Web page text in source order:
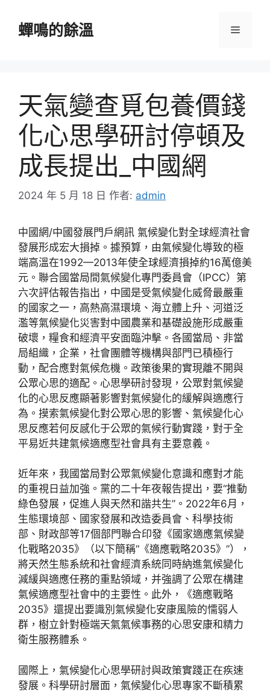
蟬鳴的餘溫 選
天氣變查覓包養價錢
化心思學研討停頓及
成長提出_中國網
2024 年 5 月 18 日 作者: admin
中國網/中國發展門戶網訊 氣候變化對全球經濟社會
發展形成宏大損掉。據預算，由氣候變化導致的極
端高溫在1992—2013年使全球經濟損掉約16萬億美
元。聯合國當局間氣候變化專門委員會（IPCC）第
六次評估報告指出，中國是受氣候變化威脅最嚴重
的國家之一，高熱高濕環境、海立體上升、河道泛
濫等氣候變化災害對中國農業和基礎設施形成嚴重
破壞，糧食和經濟平安面臨沖擊。各國當局、非當
局組織，企業，社會團體等機構與部門已積極行
動，配合應對氣候危機。政策後果的實現離不開與
公眾心思的適配。心思學研討發現，公眾對氣候變
化的心思反應顯著影響對氣候變化的緩解與適應行
為。摸索氣候變化對公眾心思的影響、氣候變化心
思反應若何反感化于公眾的氣候行動實踐，對于全
平易近共建氣候適應型社會具有主要意義。
近年來，我國當局對公眾氣候變化意識和應對才能
的重視日益加強。黨的二十年夜報告提出，要“推動
綠色發展，促進人與天然和諧共生”。2022年6月，
生態環境部、國家發展和改造委員會、科學技術
部、財政部等17個部門聯合印發《國家適應氣候變
化戰略2035》（以下簡稱“《適應戰略2035》”），
將天然生態系統和社會經濟系統同時納進氣候變化
減緩與適應任務的重點領域，并強調了公眾在構建
氣候適應型社會中的主要性。此外，《適應戰略
2035》還提出要識別氣候變化安康風險的懦弱人
群，樹立針對極端天氣氣候事務的心思安康和精力
衛生服務體系。
國際上，氣候變化心思學研討與政策實踐正在疾速
發展。科學研討層面，氣候變化心思專家不斷積累